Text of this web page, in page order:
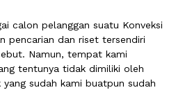
calon pelanggan suatu Konveksi
pencarian dan riset tersendiri
Namun, tempat kami
tentunya tidak dimiliki oleh
yang sudah kami buatpun sudah